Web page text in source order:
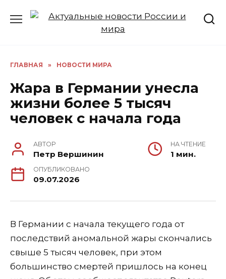
ГЛАВНАЯ » НОВОСТИ МИРА
Жара в Германии унесла
жизни более 5 тысяч
человек с начала года
АВТОР
Петр Вершинин
НА ЧТЕНИЕ
1 мин.
ОПУБЛИКОВАНО
09.07.2026
В Германии с начала текущего года от
последствий аномальной жары скончались
свыше 5 тысяч человек, при этом
большинство смертей пришлось на конец